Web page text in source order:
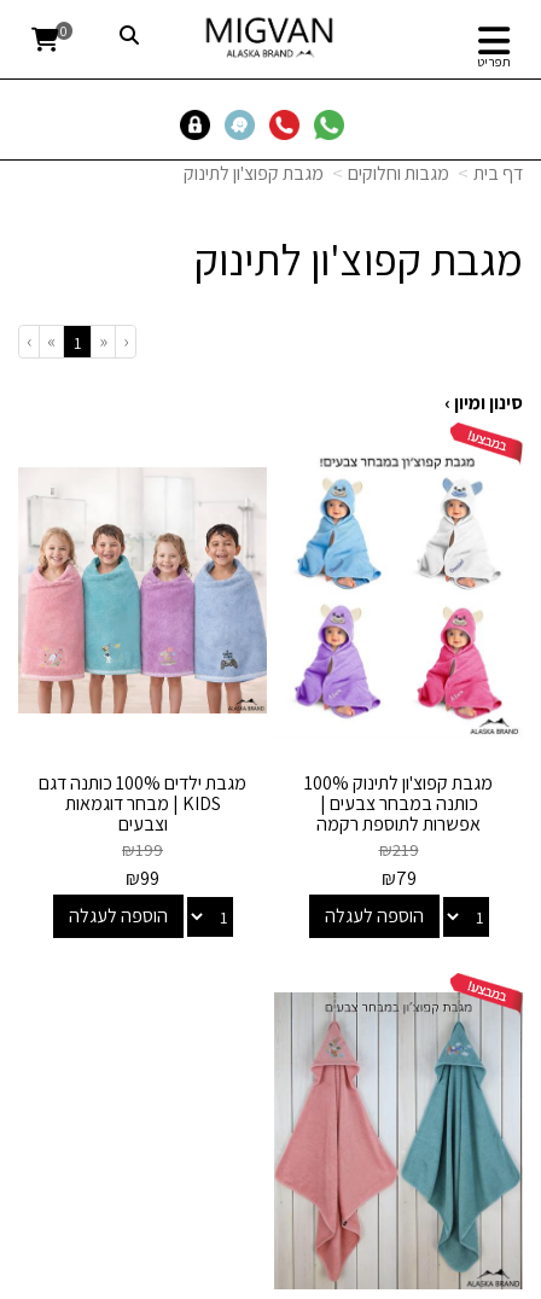
תפריט
0
דף בית מגבות וחלוקים מגבת קפוצ'ון לתינוק
מגבת קפוצ'ון לתינוק
‹
«
1
»
›
סינון ומיון ›
מגבת קפוצ'ון לתינוק 100%
כותנה במבחר צבעים |
אפשרות לתוספת רקמה
אישית
₪219
₪79
הוספה לעגלה
מגבת ילדים 100% כותנה דגם
KIDS | מבחר דוגמאות
וצבעים
₪199
₪99
הוספה לעגלה